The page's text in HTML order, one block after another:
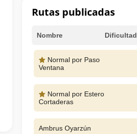
Rutas publicadas
Nombre Dificultad
Normal por Paso
Ventana
Normal por Estero
Cortaderas
Ambrus Oyarzún